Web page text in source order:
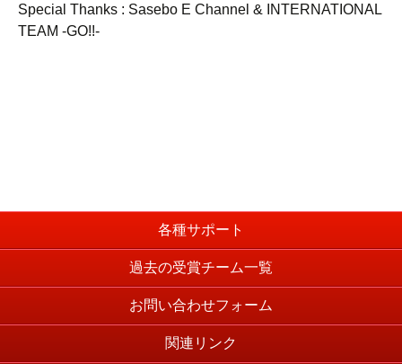
Special Thanks : Sasebo E Channel & INTERNATIONAL
TEAM -GO!!-
各種サポート
過去の受賞チーム一覧
お問い合わせフォーム
関連リンク